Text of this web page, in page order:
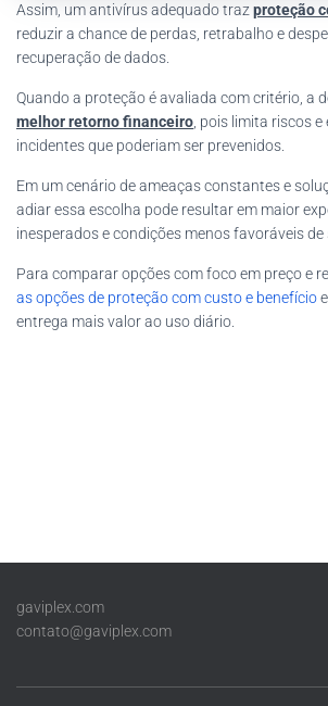
Assim, um antivírus adequado traz proteção
reduzir a chance de perdas, retrabalho e
recuperação de dados.
Quando a proteção é avaliada com critério, a
melhor retorno financeiro , pois limita riscos
incidentes que poderiam ser prevenidos.
Em um cenário de ameaças constantes e
adiar essa escolha pode resultar em maior
inesperados e condições menos favoráveis de
Para comparar opções com foco em preço e
as opções de proteção com custo e benefício
entrega mais valor ao uso diário.
gaviplex.com
contato@gaviplex.com